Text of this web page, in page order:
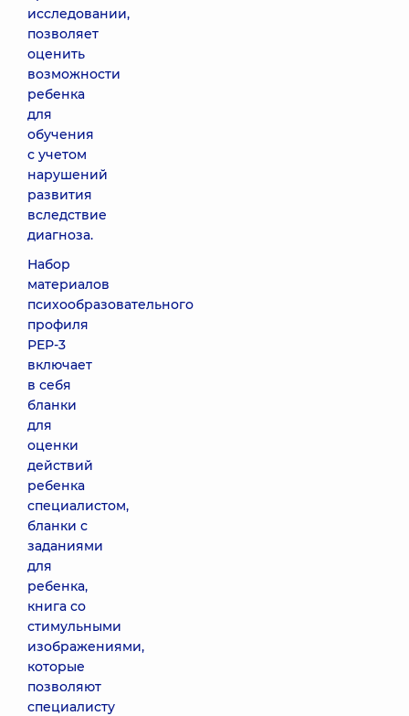
исследовании,
позволяет
оценить
возможности
ребенка
для
обучения
с учетом
нарушений
развития
вследствие
диагноза.
Набор
материалов
психообразовательного
профиля
РЕР-3
включает
в себя
бланки
для
оценки
действий
ребенка
специалистом,
бланки с
заданиями
для
ребенка,
книга со
стимульными
изображениями,
которые
позволяют
специалисту